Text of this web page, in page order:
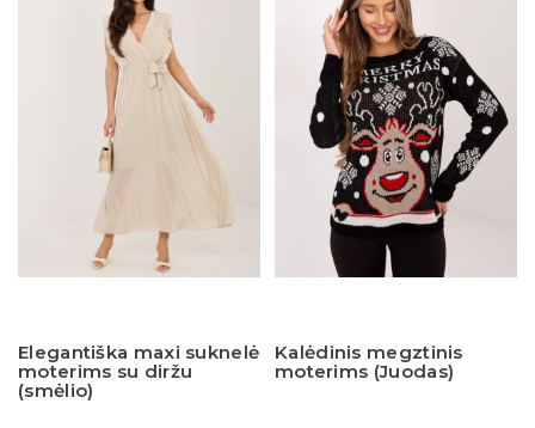
Elegantiška maxi suknelė
moterims su diržu
(smėlio)
Kalėdinis megztinis
moterims (Juodas)